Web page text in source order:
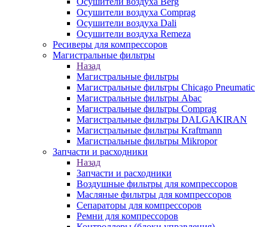
Осушители воздуха Comprag
Осушители воздуха Dali
Осушители воздуха Remeza
Ресиверы для компрессоров
Магистральные фильтры
Назад
Магистральные фильтры
Магистральные фильтры Chicago Pneumatic
Магистральные фильтры Abac
Магистральные фильтры Comprag
Магистральные фильтры DALGAKIRAN
Магистральные фильтры Kraftmann
Магистральные фильтры Mikropor
Запчасти и расходники
Назад
Запчасти и расходники
Воздушные фильтры для компрессоров
Масляные фильтры для компрессоров
Сепараторы для компрессоров
Ремни для компрессоров